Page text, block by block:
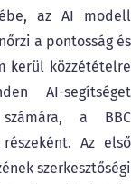
az AI modell
a pontosság és
kerül közzétételre
AI-segítséget
a BBC
Az első
szerkesztőségi